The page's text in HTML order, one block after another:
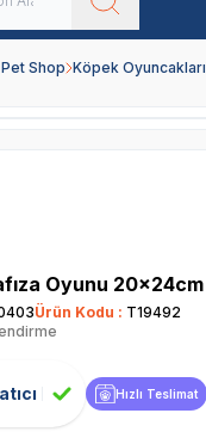
Shop Köpek Oyuncakları
Oyunu 20×24cm
Ürün Kodu : T19492
Hızlı Teslimat